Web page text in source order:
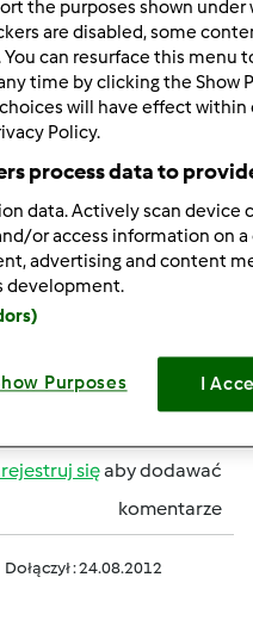
sięaby dodawać
komentarze
Dołączył : 24.08.2012
#8
sięaby dodawać
komentarze
Dołączył : 24.08.2012
the purposes shown under
are disabled, some
can resurface this menu
time by clicking the Show
will have effect within
Policy.
process data to
data. Actively scan device
or access information on a
advertising and content
development.
Purposes I